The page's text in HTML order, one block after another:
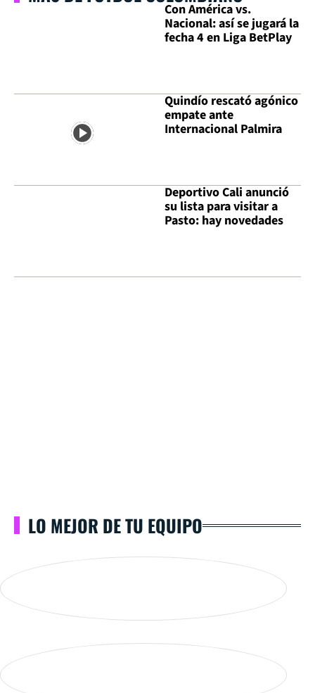
Con América vs.
Nacional: así se jugará la
fecha 4 en Liga BetPlay
Quindío rescató agónico
empate ante
Internacional Palmira
Deportivo Cali anunció
su lista para visitar a
Pasto: hay novedades
LO MEJOR DE TU EQUIPO